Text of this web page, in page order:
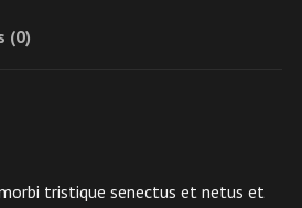
(0)
tristique senectus et netus et